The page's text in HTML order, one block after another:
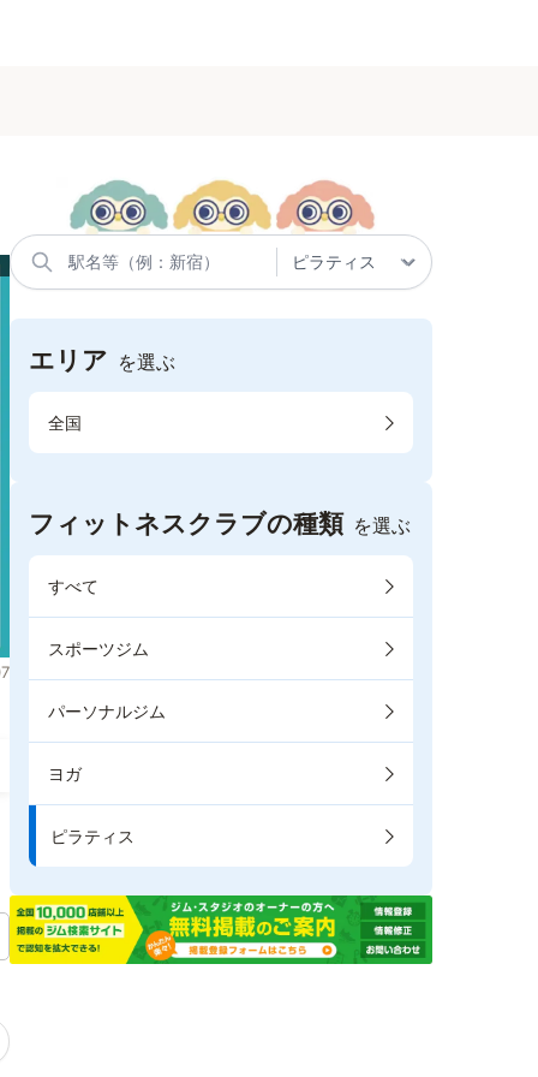
エリア を選ぶ
全国
フィットネスクラブの種類 を選ぶ
すべて
スポーツジム
パーソナルジム
ヨガ
ピラティス